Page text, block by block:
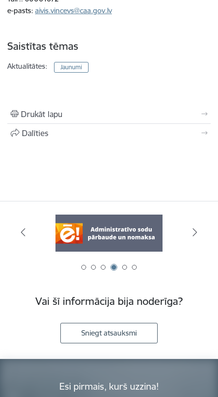
e-pasts: aivis.vincevs@caa.gov.lv
Saistītas tēmas
Aktualitātes: Jaunumi
Drukāt lapu
Dalīties
Vai šī informācija bija noderīga?
Sniegt atsauksmi
Esi pirmais, kurš uzzina!